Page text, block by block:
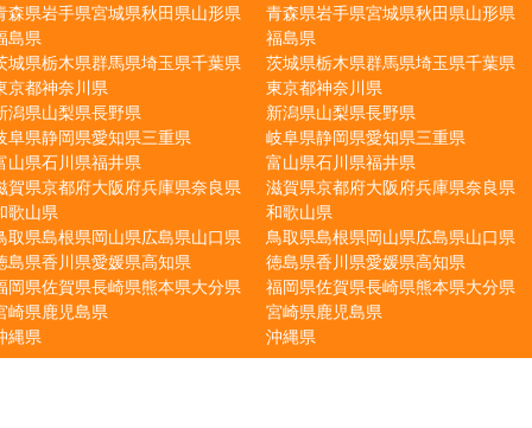
森県岩手県宮城県秋田県山形県
島県
城県栃木県群馬県埼玉県千葉県
京都神奈川県
潟県山梨県長野県
阜県静岡県愛知県三重県
山県石川県福井県
賀県京都府大阪府兵庫県奈良県
歌山県
取県島根県岡山県広島県山口県
島県香川県愛媛県高知県
岡県佐賀県長崎県熊本県大分県
崎県鹿児島県
縄県
青森県岩手県宮城県秋田県山形県
福島県
茨城県栃木県群馬県埼玉県千葉県
東京都神奈川県
新潟県山梨県長野県
岐阜県静岡県愛知県三重県
富山県石川県福井県
滋賀県京都府大阪府兵庫県奈良県
和歌山県
鳥取県島根県岡山県広島県山口県
徳島県香川県愛媛県高知県
福岡県佐賀県長崎県熊本県大分県
宮崎県鹿児島県
沖縄県